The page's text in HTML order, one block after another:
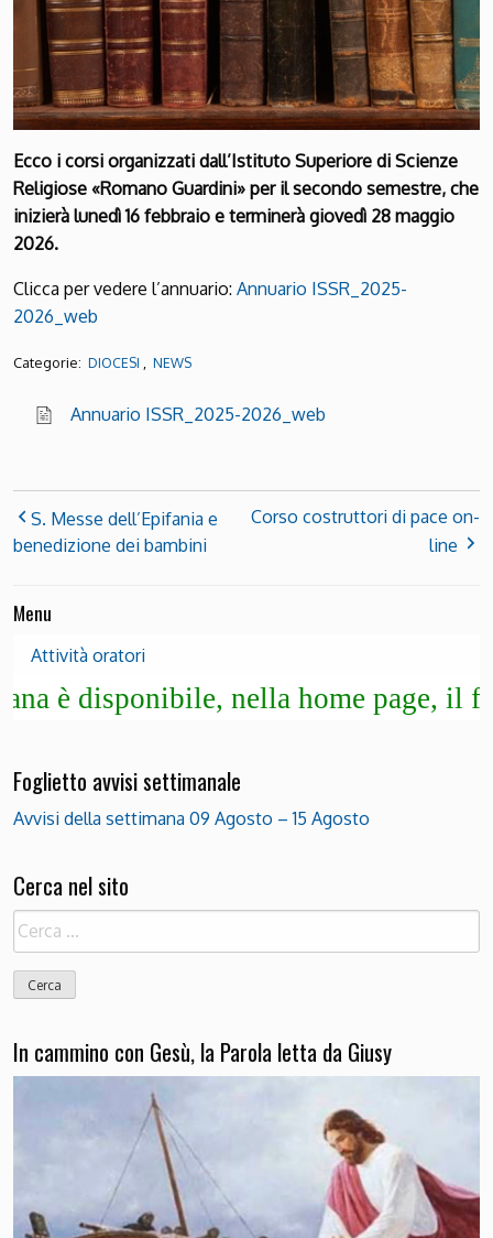
Ecco i corsi organizzati dall’Istituto Superiore di Scienze
Religiose «Romano Guardini» per il secondo semestre, che
inizierà lunedì 16 febbraio e terminerà giovedì 28 maggio
2026.
Clicca per vedere l’annuario: Annuario ISSR_2025-
2026_web
Categorie: DIOCESI NEWS
Annuario ISSR_2025-2026_web
S. Messe dell’Epifania e
benedizione dei bambini
Corso costruttori di pace on-
line
Menu
Attività oratori
disponibile, nella home page, il
Foglietto avvisi settimanale
Avvisi della settimana 09 Agosto – 15 Agosto
Cerca nel sito
Ricerca
per:
In cammino con Gesù, la Parola letta da Giusy